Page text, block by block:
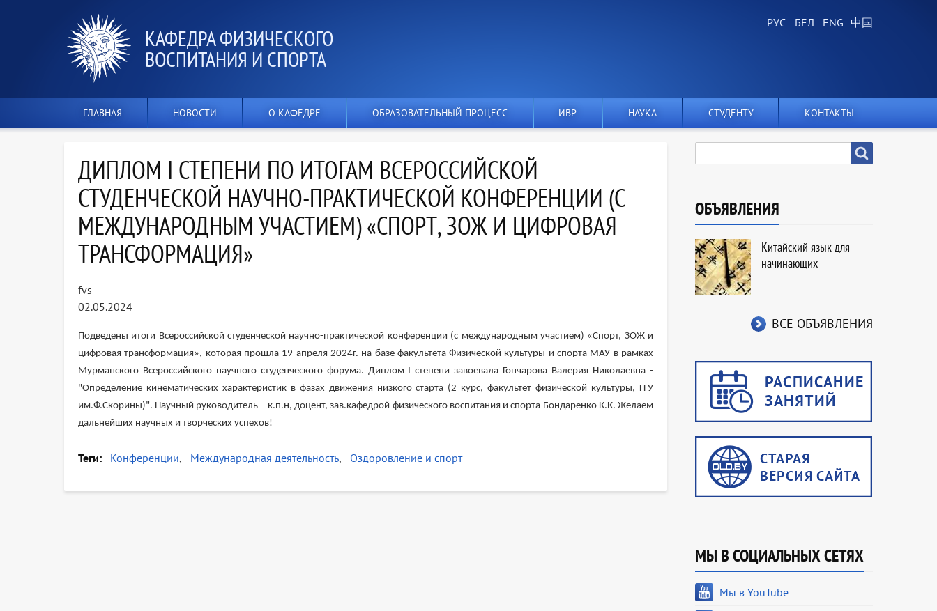
КАФЕДРА ФИЗИЧЕСКОГО
ВОСПИТАНИЯ И СПОРТА
ГЛАВНАЯ НОВОСТИ О КАФЕДРЕ ОБРАЗОВАТЕЛЬНЫЙ ПРОЦЕСС ИВР НАУКА СТУДЕНТУ КОНТАКТЫ
ДИПЛОМ I СТЕПЕНИ ПО ИТОГАМ ВСЕРОССИЙСКОЙ
СТУДЕНЧЕСКОЙ НАУЧНО-ПРАКТИЧЕСКОЙ КОНФЕРЕНЦИИ (С
МЕЖДУНАРОДНЫМ УЧАСТИЕМ) «СПОРТ, ЗОЖ И ЦИФРОВАЯ
ТРАНСФОРМАЦИЯ»
fvs
02.05.2024
Подведены итоги Всероссийской студенческой научно-практической конференции (с международным участием) «Спорт, ЗОЖ и
цифровая трансформация», которая прошла 19 апреля 2024г. на базе факультета Физической культуры и спорта МАУ в рамках
Мурманского Всероссийского научного студенческого форума. Диплом I степени завоевала Гончарова Валерия Николаевна -
"Определение кинематических характеристик в фазах движения низкого старта (2 курс, факультет физической культуры, ГГУ
им.Ф.Скорины)". Научный руководитель – к.п.н, доцент, зав.кафедрой физического воспитания и спорта Бондаренко К.К. Желаем
дальнейших научных и творческих успехов!
Теги Конференции Международная деятельность Оздоровление и спорт
ОБЪЯВЛЕНИЯ
Китайский язык для
начинающих
ВСЕ ОБЪЯВЛЕНИЯ
МЫ В СОЦИАЛЬНЫХ СЕТЯХ
Мы в YouTube